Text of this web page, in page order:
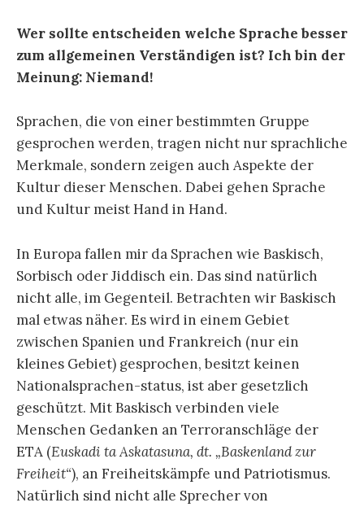
Wer sollte entscheiden welche Sprache besser
zum allgemeinen Verständigen ist? Ich bin der
Meinung: Niemand!
Sprachen, die von einer bestimmten Gruppe
gesprochen werden, tragen nicht nur sprachliche
Merkmale, sondern zeigen auch Aspekte der
Kultur dieser Menschen. Dabei gehen Sprache
und Kultur meist Hand in Hand.
In Europa fallen mir da Sprachen wie Baskisch,
Sorbisch oder Jiddisch ein. Das sind natürlich
nicht alle, im Gegenteil. Betrachten wir Baskisch
mal etwas näher. Es wird in einem Gebiet
zwischen Spanien und Frankreich (nur ein
kleines Gebiet) gesprochen, besitzt keinen
Nationalsprachen-status, ist aber gesetzlich
geschützt. Mit Baskisch verbinden viele
Menschen Gedanken an Terroranschläge der
ETA (Euskadi ta Askatasuna, dt. „Baskenland zur
Freiheit“), an Freiheitskämpfe und Patriotismus.
Natürlich sind nicht alle Sprecher von